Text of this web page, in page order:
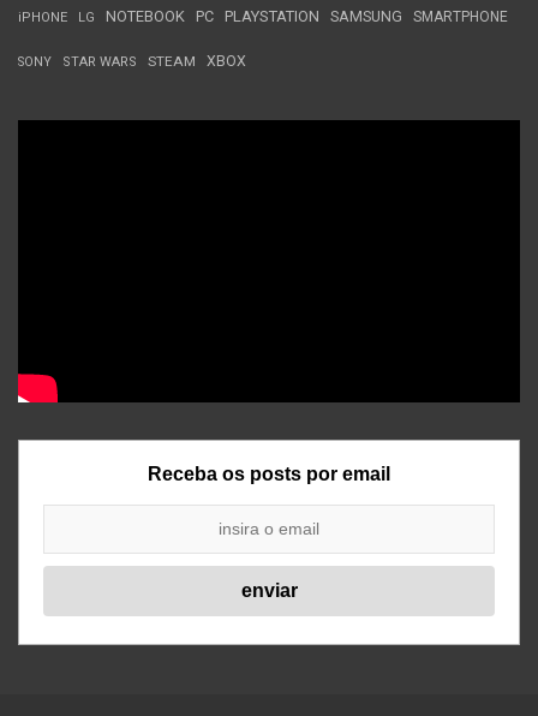
iPHONE LG NOTEBOOK PC PLAYSTATION SAMSUNG SMARTPHONE
SONY STAR WARS STEAM XBOX
Receba os posts por email